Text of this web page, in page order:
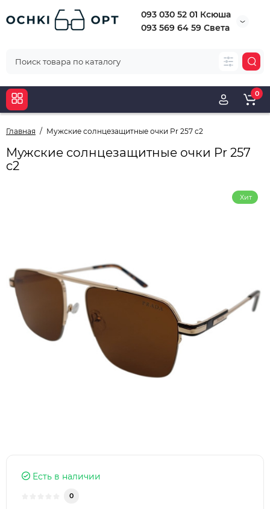
093 030 52 01 Ксюша
093 569 64 59 Света
0
Главная Мужские солнцезащитные очки Pr 257 c2
Мужские солнцезащитные очки Pr 257
c2
Хит
Есть в наличии
0